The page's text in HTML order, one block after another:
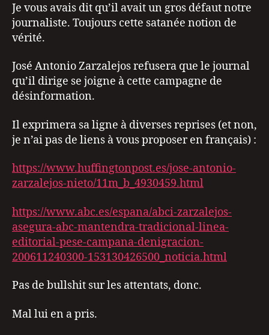
Je vous avais dit qu’il avait un gros défaut notre
journaliste. Toujours cette satanée notion de
vérité.
José Antonio Zarzalejos refusera que le journal
qu’il dirige se joigne à cette campagne de
désinformation.
Il exprimera sa ligne à diverses reprises (et non,
je n’ai pas de liens à vous proposer en français) :
https://www.huffingtonpost.es/jose-antonio-
zarzalejos-nieto/11m_b_4930459.html
https://www.abc.es/espana/abci-zarzalejos-
asegura-abc-mantendra-tradicional-linea-
editorial-pese-campana-denigracion-
200611240300-153130426500_noticia.html
Pas de bullshit sur les attentats, donc.
Mal lui en a pris.